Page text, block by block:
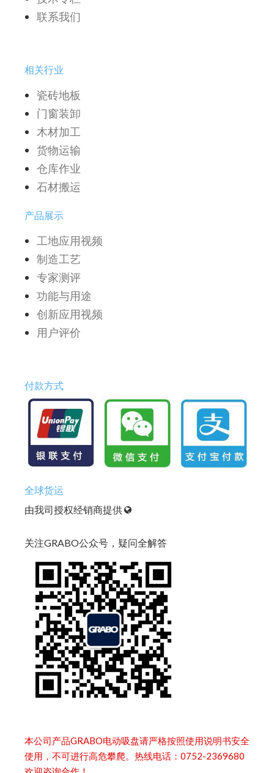
联系我们
相关行业
瓷砖地板
门窗装卸
木材加工
货物运输
仓库作业
石材搬运
产品展示
工地应用视频
制造工艺
专家测评
功能与用途
创新应用视频
用户评价
付款方式
全球货运
由我司授权经销商提供
关注GRABO公众号，疑问全解答
本公司产品GRABO电动吸盘请严格按照使用说明书安全
使用，不可进行高危攀爬。热线电话：0752-2369680